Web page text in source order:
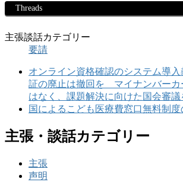
Threads
主張談話カテゴリー
要請
オンライン資格確認のシステム導
証の廃止は撤回を マイナンバーカ
はなく、課題解決に向けた国会審議
国によるこども医療費窓口無料制
主張・談話カテゴリー
主張
声明